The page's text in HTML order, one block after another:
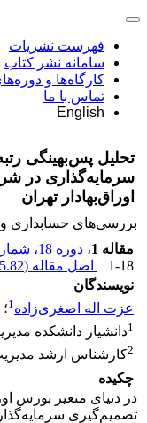
فهرست نشریات
سامانه نشر کتاب
کارگاه‌ها و
تماس با ما
English
تحلیل پس‌بهینگی
سرمایه‌گذاری در
اوراق‌بهادار تهران
بررسی‏‌های حسابداری
مقاله 1
، دوره 18، شماره 65 - شماره پیاپی 747587
1-18
اصل مقاله (K
نویسندگان
عزت اله اصغری‌زاده1؛
1دانشیار دانشکده
2کارشناس ارشد
چکیده
در دنیای متغیر بورس
تصمیم‌گیری